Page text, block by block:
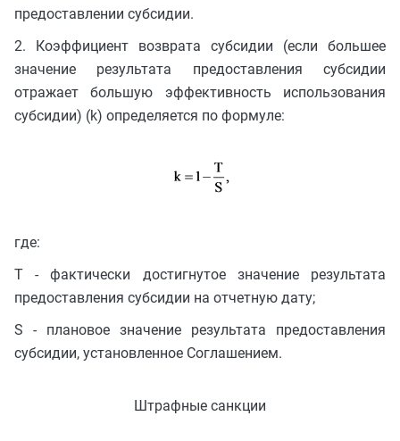
предоставлении субсидии.
2. Коэффициент возврата субсидии (если большее
значение результата предоставления субсидии
отражает большую эффективность использования
субсидии) (k) определяется по формуле:
где:
T - фактически достигнутое значение результата
предоставления субсидии на отчетную дату;
S - плановое значение результата предоставления
субсидии, установленное Соглашением.
Штрафные санкции